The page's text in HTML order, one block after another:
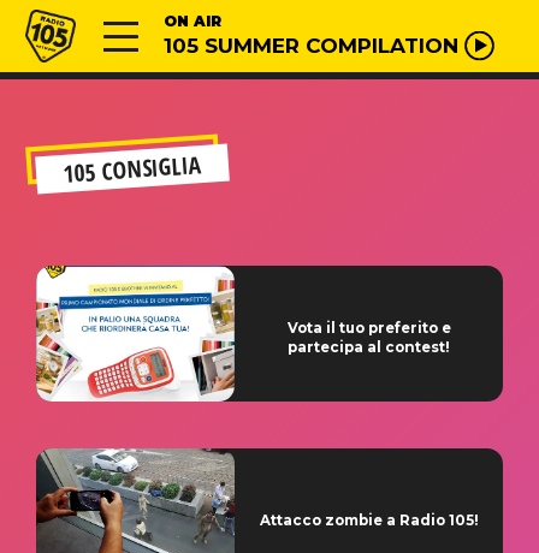
Vai al contenuto
Radio 105 ON AIR
105 SUMMER COMPILATION
105 CONSIGLIA
Vota il tuo preferito e
partecipa al contest!
Attacco zombie a Radio 105!